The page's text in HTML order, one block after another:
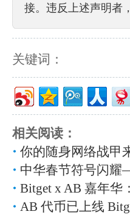
接。违反上述声明者
关键词：
相关阅读：
你的随身网络战甲
中华春节符号闪
Bitget x AB 嘉年华
AB 代币已上线